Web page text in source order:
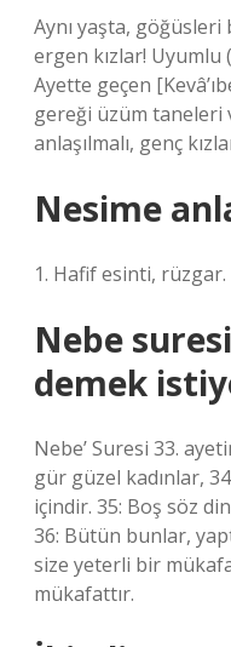
Aynı yaşta, göğüsleri
ergen kızlar!
Ayette geçen
gereği üzüm taneleri
anlaşılmalı, genç
Nesime
1. Hafif esinti, rüzgar.
Nebe
demek
Nebe’ Suresi 33.
gür güzel kadınlar,
içindir. 35: Boş söz
36: Bütün bunlar,
size yeterli bir
mükafattır.